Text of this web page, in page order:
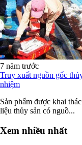
7 năm trước
Truy xuất nguồn gốc
nhiệm
Sản phẩm được khai
liệu thủy sản có nguồ...
Xem nhiều nhất